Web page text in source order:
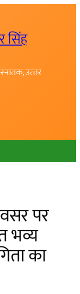
सिंह
उत्त्तर
पर
भव्य
का